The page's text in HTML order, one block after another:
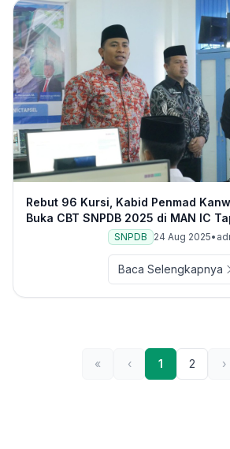
Rebut 96 Kursi, Kabid Penmad
Buka CBT SNPDB 2025 di MAN IC
SNPDB 24 Aug 2025•
Baca Selengkapnya
« ‹ 1 2 ›